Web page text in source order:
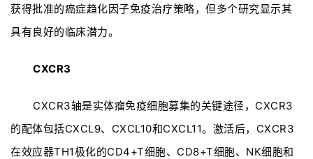
获得批准的癌症趋化因子免疫治疗策略，但多个研究显示其
具有良好的临床潜力。
CXCR3
CXCR3轴是实体瘤免疫细胞募集的关键途径，CXCR3
的配体包括CXCL9、CXCL10和CXCL11。激活后，CXCR3
在效应器TH1极化的CD4+T细胞、CD8+T细胞、NK细胞和